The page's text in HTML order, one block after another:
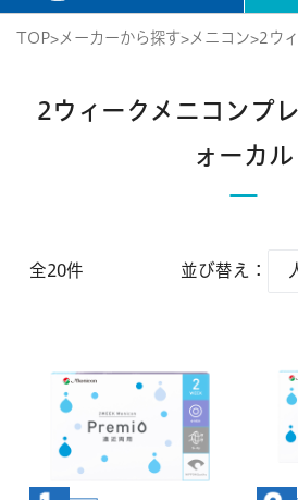
1DAY / 1日 使い捨て
乱視用コンタクトレンズ
カラーコンタクトレンズ
ハードコンタクトレンズ
コンタクトレンズ
ジョ
クーパービジョン
日本アルコン
ロート
MYコンタクト（らく
おトク定期便
TOP メーカーから探す メニコン 2ウ
2ウィークメニコンプ
ォーカル
全20件 並び替え：